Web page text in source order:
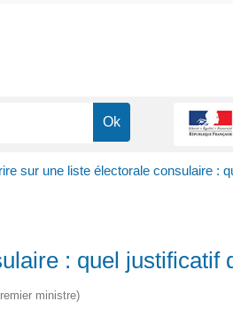
sur une liste électorale consulaire :
: quel justificatif
ministre)